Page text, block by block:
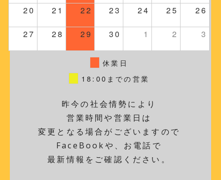
20 21 22 23 24 25 26
27 28 29 30 1 2 3
休業日
18:00までの営業
昨今の社会情勢により
営業時間や営業日は
変更となる場合がございますので
FaceBookや、お電話で
最新情報をご確認ください。